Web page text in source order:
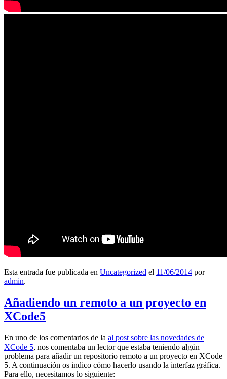
Esta entrada fue publicada en Uncategorized el 11/06/2014 por
admin.
Añadiendo un remoto a un proyecto en
XCode5
En uno de los comentarios de la al post sobre las novedades de
XCode 5, nos comentaba un lector que estaba teniendo algún
problema para añadir un repositorio remoto a un proyecto en XCode
5. A continuación os indico cómo hacerlo usando la interfaz gráfica.
Para ello, necesitamos lo siguiente: